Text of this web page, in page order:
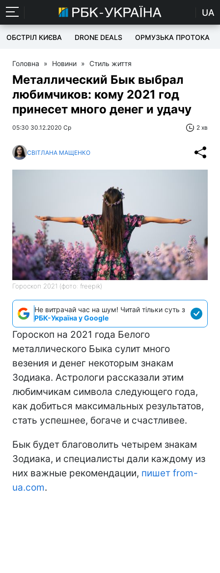
UA
ОБСТРІЛ КИЄВА DRONE DEALS ОРМУЗЬКА ПРОТОКА
Головна » Новини » Стиль життя
Металлический Бык выбрал
любимчиков: кому 2021 год
принесет много денег и удачу
05:30 30.12.2020 Ср 2 хв
СВІТЛАНА МАЩЕНКО
Гороскоп 2021 (фото: freepik)
Не витрачай час на шум! Читай тільки суть з
РБК-Україна у Google
Гороскоп на 2021 года Белого
металлического Быка сулит много
везения и денег некоторым знакам
Зодиака. Астрологи рассказали этим
любимчикам символа следующего года,
как добиться максимальных результатов,
стать успешнее, богаче и счастливее.
Бык будет благоволить четырем знакам
Зодиака, и специалисты дали каждому из
них важные рекомендации, пишет from-
ua.com.